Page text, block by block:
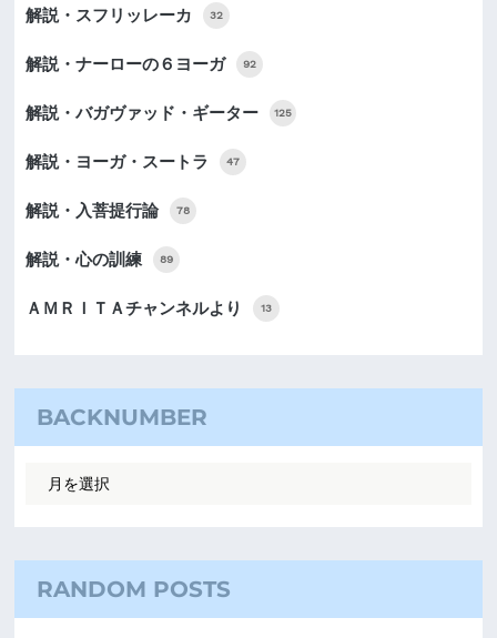
解説・スフリッレーカ 32
解説・ナーローの６ヨーガ 92
解説・バガヴァッド・ギーター 125
解説・ヨーガ・スートラ 47
解説・入菩提行論 78
解説・心の訓練 89
ＡＭＲＩＴＡチャンネルより 13
BACKNUMBER
RANDOM POSTS